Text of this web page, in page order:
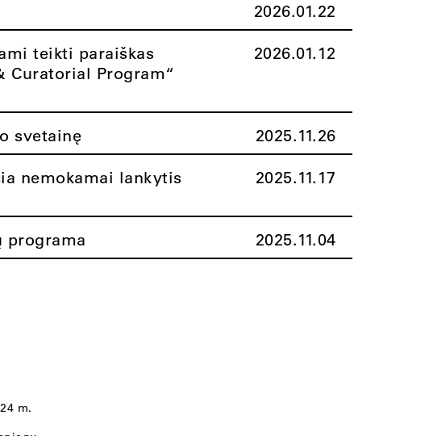
2026.01.22
teikti paraiškas
Curatorial Program“
2026.01.12
svetainę 2025.11.26
nemokamai lankytis
2025.11.17
programa 2025.11.04
m.